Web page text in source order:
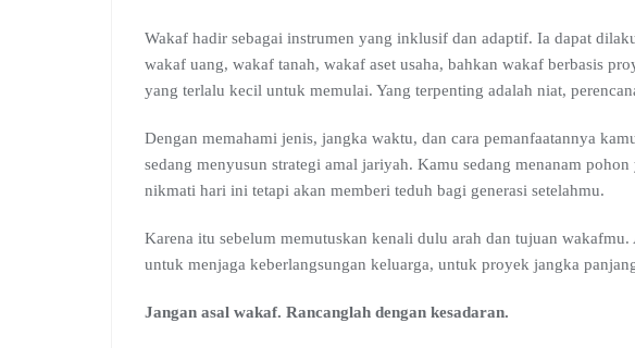
Wakaf hadir sebagai instrumen yang inklusif dan adaptif. Ia dapat
wakaf uang, wakaf tanah, wakaf aset usaha, bahkan wakaf berbasis
yang terlalu kecil untuk memulai. Yang terpenting adalah niat,
Dengan memahami jenis, jangka waktu, dan cara pemanfaatannya
sedang menyusun strategi amal jariyah. Kamu sedang menanam
nikmati hari ini tetapi akan memberi teduh bagi generasi setelahmu.
Karena itu sebelum memutuskan kenali dulu arah dan tujuan
untuk menjaga keberlangsungan keluarga, untuk proyek jangka
Jangan asal wakaf. Rancanglah dengan kesadaran.